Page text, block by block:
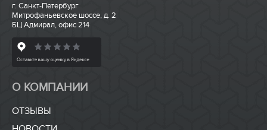
О КОМПАНИИ
ОТЗЫВЫ
г. Санкт-Петербург
Митрофаньевское шоссе, д. 2
БЦ Адмирал, офис 214